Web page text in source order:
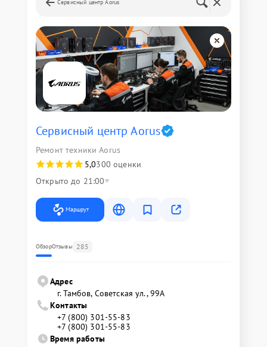
Сервисный центр Aorus
Сервисный центр Aorus
Ремонт техники Aorus
5,0300 оценки
Открыто до 21:00
Маршрут
ОбзорОтзывы 285
Адрес
г. Тамбов, Советская ул., 99А
Контакты
+7 (800) 301-55-83
+7 (800) 301-55-83
Время работы